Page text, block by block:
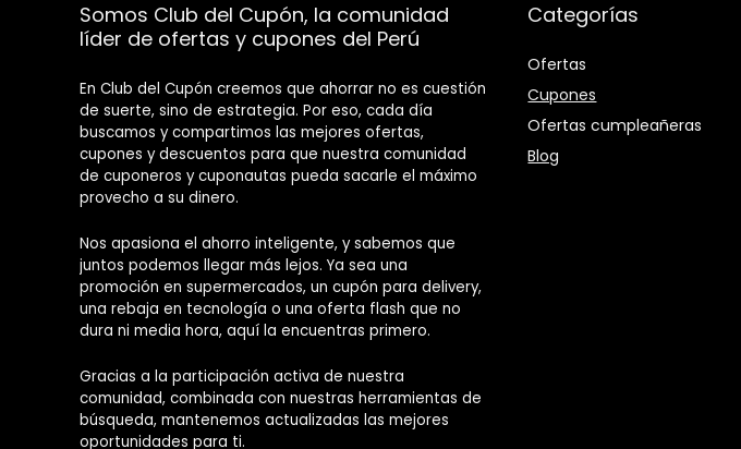
Somos Club del Cupón, la comunidad
líder de ofertas y cupones del Perú
En Club del Cupón creemos que ahorrar no es cuestión
de suerte, sino de estrategia. Por eso, cada día
buscamos y compartimos las mejores ofertas,
cupones y descuentos para que nuestra comunidad
de cuponeros y cuponautas pueda sacarle el máximo
provecho a su dinero.
Nos apasiona el ahorro inteligente, y sabemos que
juntos podemos llegar más lejos. Ya sea una
promoción en supermercados, un cupón para delivery,
una rebaja en tecnología o una oferta flash que no
dura ni media hora, aquí la encuentras primero.
Gracias a la participación activa de nuestra
comunidad, combinada con nuestras herramientas de
búsqueda, mantenemos actualizadas las mejores
oportunidades para ti.
Categorías
Ofertas
Cupones
Ofertas cumpleañeras
Blog